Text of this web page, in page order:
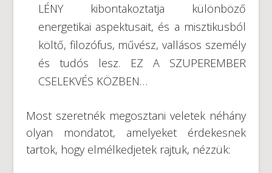
LÉNY kibontakoztatja különböző
energetikai aspektusait, és a misztikusból
költő, filozófus, művész, vallásos személy
és tudós lesz. EZ A SZUPEREMBER
CSELEKVÉS KÖZBEN…
Most szeretnék megosztani veletek néhány
olyan mondatot, amelyeket érdekesnek
tartok, hogy elmélkedjetek rajtuk, nézzük: